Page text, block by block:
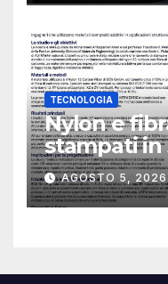
TECNOLOGIA
Nylon e
stampati in
resistenza
dal
AGOSTO 5, 2026